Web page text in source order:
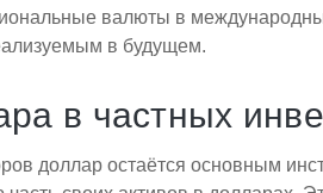
валюты в
в будущем.
в частных
доллар остаётся основным